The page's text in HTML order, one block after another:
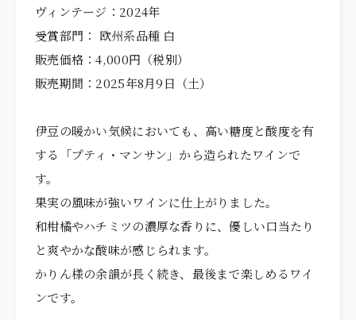
ヴィンテージ：2024年
受賞部門： 欧州系品種 白
販売価格：4,000円（税別）
販売期間：2025年8月9日（土）
伊豆の暖かい気候においても、高い糖度と酸度を有
する「プティ・マンサン」から造られたワインで
す。
果実の風味が強いワインに仕上がりました。
和柑橘やハチミツの濃厚な香りに、優しい口当たり
と爽やかな酸味が感じられます。
かりん様の余韻が長く続き、最後まで楽しめるワイ
ンです。